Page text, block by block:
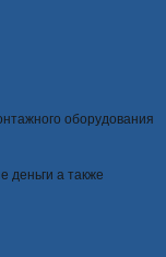
оборудования
деньги а также